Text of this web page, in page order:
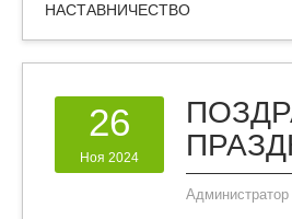
НАСТАВНИЧЕСТВО
26
Ноя 2024
Администратор